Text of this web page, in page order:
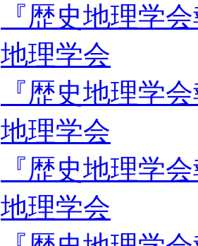
『歴史地理学
地理学会
『歴史地理学
地理学会
『歴史地理学
地理学会